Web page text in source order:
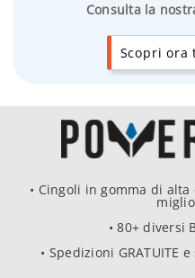
Consulta la
Scopri
• Cingoli in gomma di
• 80+ diversi
• Spedizioni GRATUITE